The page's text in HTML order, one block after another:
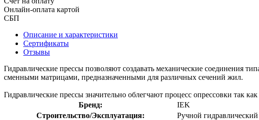
Онлайн-оплата картой
СБП
Описание и характеристики
Сертификаты
Отзывы
Гидравлические прессы позволяют создавать механические соединения
сменными матрицами, предназначенными для различных сечений жил.
Гидравлические прессы значительно облегчают процесс опрессовки так
Бренд:
IEK
Строительство/Эксплуатация:
Ручной гидравлический